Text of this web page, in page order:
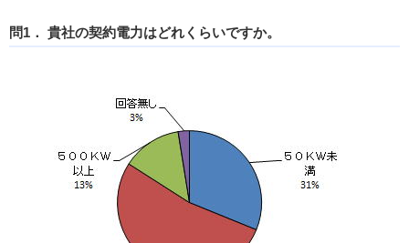
問1． 貴社の契約電力はどれくらいですか。